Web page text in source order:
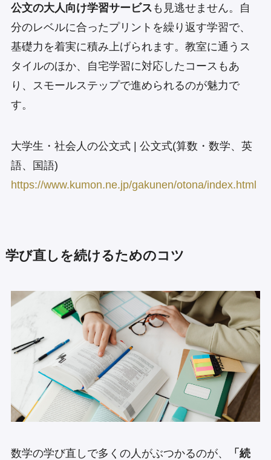
公文の大人向け学習サービス も見逃せません。自
分のレベルに合ったプリントを繰り返す学習で、
基礎力を着実に積み上げられます。教室に通うス
タイルのほか、自宅学習に対応したコースもあ
り、スモールステップで進められるのが魅力で
す。
大学生・社会人の公文式 | 公文式(算数・数学、英
語、国語)
https://www.kumon.ne.jp/gakunen/otona/index.html
学び直しを続けるためのコツ
数学の学び直しで多くの人がぶつかるのが、
「続